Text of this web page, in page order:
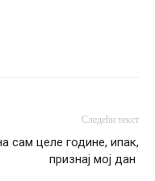
Следећи текст
сам целе године, ипак,
признај мој дан